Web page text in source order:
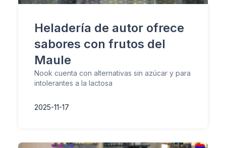
Heladería de autor ofrece
sabores con frutos del
Maule
Nook cuenta con alternativas sin azúcar y para
intolerantes a la lactosa
2025-11-17